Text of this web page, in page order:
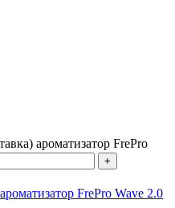
ароматизатор FrePro